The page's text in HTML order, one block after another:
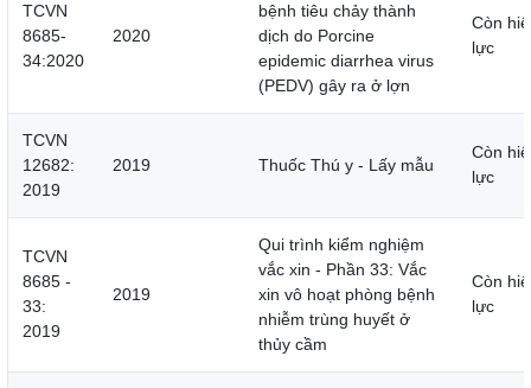
TCVN
8685-
34:2020
2020
bệnh tiêu chảy thành
dịch do Porcine
epidemic diarrhea virus
(PEDV) gây ra ở lợn
Còn
lực
TCVN
12682:
2019
2019 Thuốc Thú y - Lấy mẫu
Còn
lực
TCVN
8685 -
33:
2019
2019
Qui trình kiểm nghiệm
vắc xin - Phần 33: Vắc
xin vô hoạt phòng bệnh
nhiễm trùng huyết ở
thủy cầm
Còn
lực